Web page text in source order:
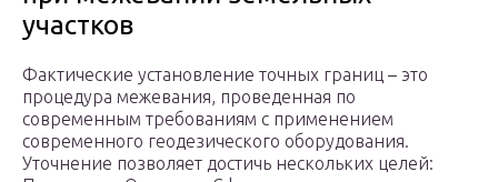
участков
Фактические установление точных границ – это
процедура межевания, проведенная по
современным требованиям с применением
современного геодезического оборудования.
Уточнение позволяет достичь нескольких целей: